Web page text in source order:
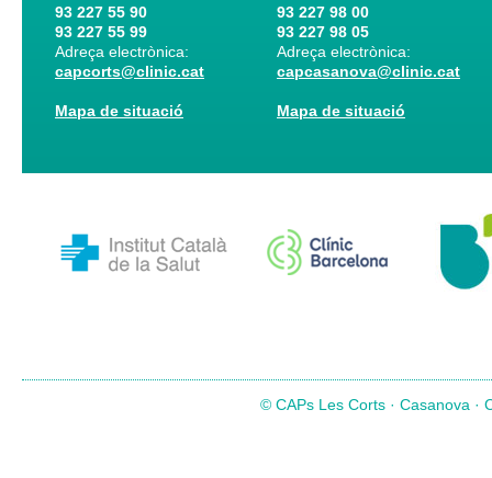
93 227 55 90
93 227 55 99
Adreça electrònica:
capcorts@clinic.cat
Mapa de situació
93 227 98 00
93 227 98 05
Adreça electrònica:
capcasanova@clinic.cat
Mapa de situació
© CAPs Les Corts · Casanova ·